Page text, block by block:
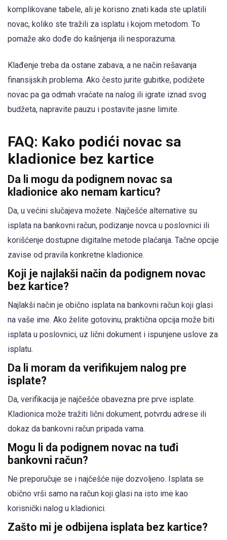
komplikovane tabele, ali je korisno znati kada ste uplatili
novac, koliko ste tražili za isplatu i kojom metodom. To
pomaže ako dođe do kašnjenja ili nesporazuma.
Klađenje treba da ostane zabava, a ne način rešavanja
finansijskih problema. Ako često jurite gubitke, podižete
novac pa ga odmah vraćate na nalog ili igrate iznad svog
budžeta, napravite pauzu i postavite jasne limite.
FAQ: Kako podići novac sa
kladionice bez kartice
Da li mogu da podignem novac sa
kladionice ako nemam karticu?
Da, u većini slučajeva možete. Najčešće alternative su
isplata na bankovni račun, podizanje novca u poslovnici ili
korišćenje dostupne digitalne metode plaćanja. Tačne opcije
zavise od pravila konkretne kladionice.
Koji je najlakši način da podignem novac
bez kartice?
Najlakši način je obično isplata na bankovni račun koji glasi
na vaše ime. Ako želite gotovinu, praktična opcija može biti
isplata u poslovnici, uz lični dokument i ispunjene uslove za
isplatu.
Da li moram da verifikujem nalog pre
isplate?
Da, verifikacija je najčešće obavezna pre prve isplate.
Kladionica može tražiti lični dokument, potvrdu adrese ili
dokaz da bankovni račun pripada vama.
Mogu li da podignem novac na tuđi
bankovni račun?
Ne preporučuje se i najčešće nije dozvoljeno. Isplata se
obično vrši samo na račun koji glasi na isto ime kao
korisnički nalog u kladionici.
Zašto mi je odbijena isplata bez kartice?